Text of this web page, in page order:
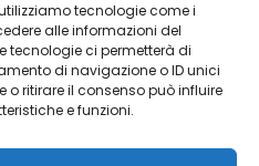
tecnologie come i
alle informazioni del
tecnologie ci permetterà di
di navigazione o ID unici
o ritirare il consenso può influire
e funzioni.